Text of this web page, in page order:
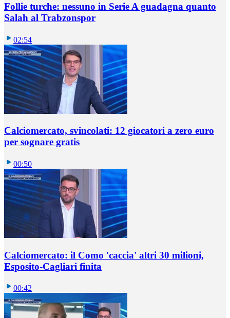
Follie turche: nessuno in Serie A guadagna quanto
Salah al Trabzonspor
02:54
Calciomercato, svincolati: 12 giocatori a zero euro
per sognare gratis
00:50
Calciomercato: il Como 'caccia' altri 30 milioni,
Esposito-Cagliari finita
00:42